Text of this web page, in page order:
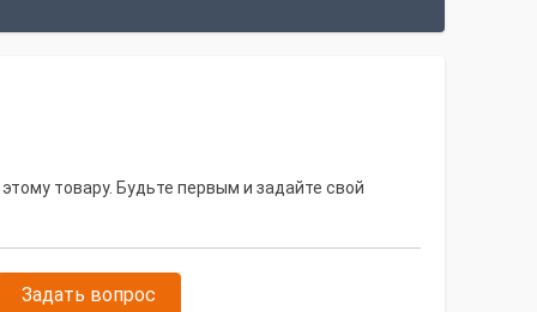
товару. Будьте первым и задайте свой
Задать вопрос